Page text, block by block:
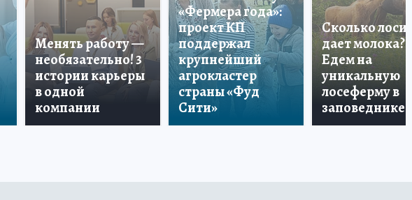
Менять работу —
необязательно! 3
истории карьеры
в одной
компании
«Фермера года»:
проект КП
поддержал
крупнейший
агрокластер
страны «Фуд
Сити»
Сколько лосиха
дает молока?
Едем на
уникальную
лосеферму в
заповеднике!